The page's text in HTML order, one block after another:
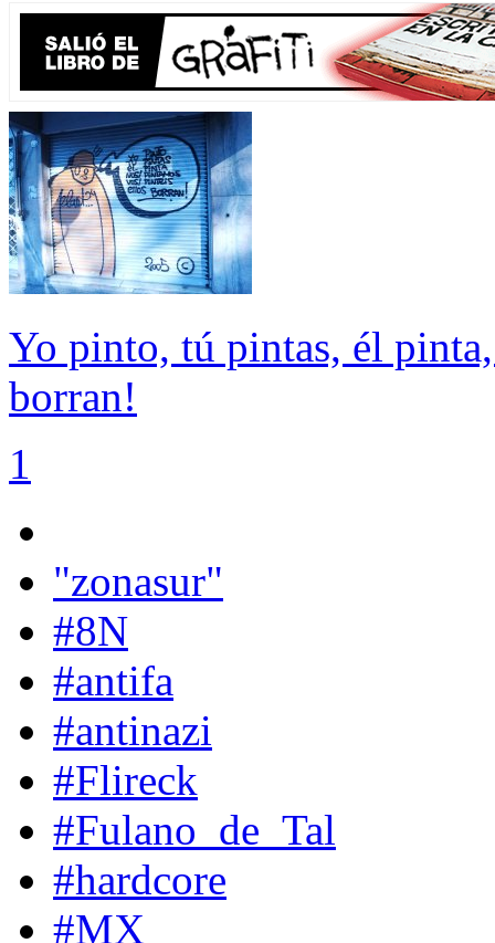
Yo pinto, tú pintas, él
borran!
1
"zonasur"
#8N
#antifa
#antinazi
#Flireck
#Fulano_de_Tal
#hardcore
#MX